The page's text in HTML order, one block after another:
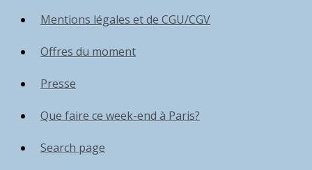
Mentions légales et de CGU/CGV
Offres du moment
Presse
Que faire ce week-end à Paris?
Search page